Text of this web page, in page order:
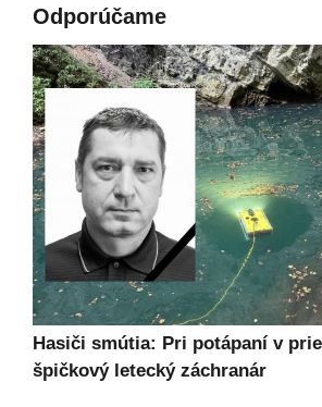
Odporúčame
Hasiči smútia: Pri potápaní v
špičkový letecký záchranár